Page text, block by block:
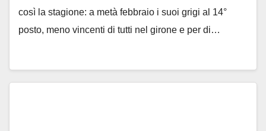
così la stagione: a metà febbraio i suoi grigi al 14°
posto, meno vincenti di tutti nel girone e per di…